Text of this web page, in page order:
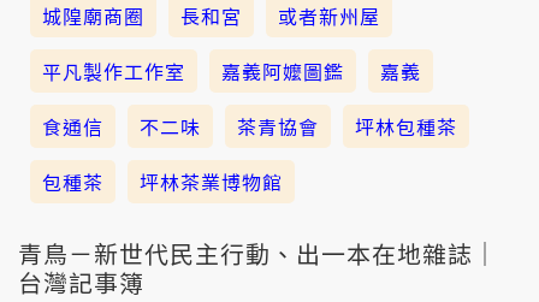
城隍廟商圈
長和宮
或者新州屋
平凡製作工作室
嘉義阿嬤圖鑑
嘉義
食通信
不二味 茶青協會
坪林包種茶
包種茶
坪林茶業博物館
青鳥－新世代民主行動、出一本在地雜誌｜
台灣記事簿